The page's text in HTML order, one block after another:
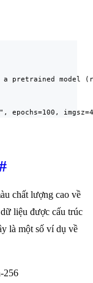
pretrained model
chất lượng cao về
liệu được cấu trúc
là một số ví dụ về